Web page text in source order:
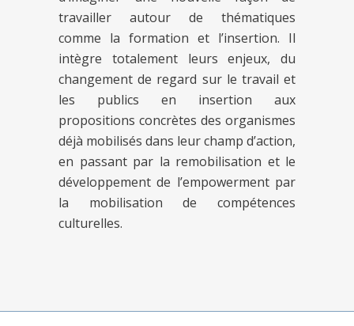
travailler autour de thématiques
comme la formation et l’insertion. Il
intègre totalement leurs enjeux, du
changement de regard sur le travail et
les publics en insertion aux
propositions concrètes des organismes
déjà mobilisés dans leur champ d’action,
en passant par la remobilisation et le
développement de l’empowerment par
la mobilisation de compétences
culturelles.